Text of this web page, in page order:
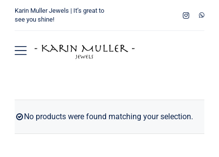
naar
Karin Muller Jewels | It’s great to
see you shine!
Toggle
Collectie
No products were found matching your selection.